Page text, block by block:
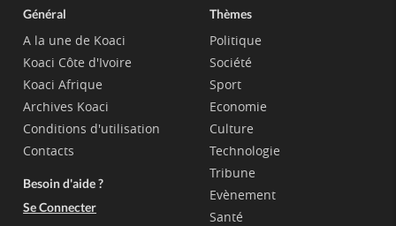
Général
A la une de Koaci
Koaci Côte d'Ivoire
Koaci Afrique
Archives Koaci
Conditions d'utilisation
Contacts
Besoin d'aide ?
Se Connecter
Thèmes
Politique
Société
Sport
Economie
Culture
Technologie
Tribune
Evènement
Santé